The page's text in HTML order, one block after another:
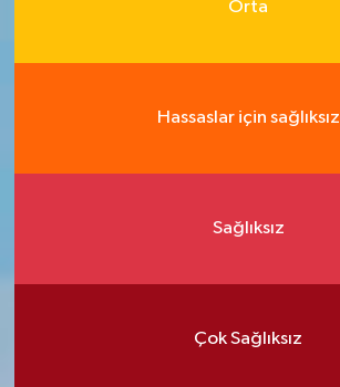
Orta
Hassaslar için sağlıksız
Sağlıksız
Çok Sağlıksız